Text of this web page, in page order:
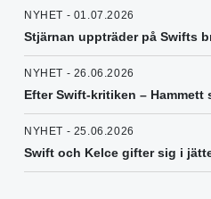
NYHET - 01.07.2026
Stjärnan uppträder på Swifts
NYHET - 26.06.2026
Efter Swift-kritiken – Hammett
NYHET - 25.06.2026
Swift och Kelce gifter sig i